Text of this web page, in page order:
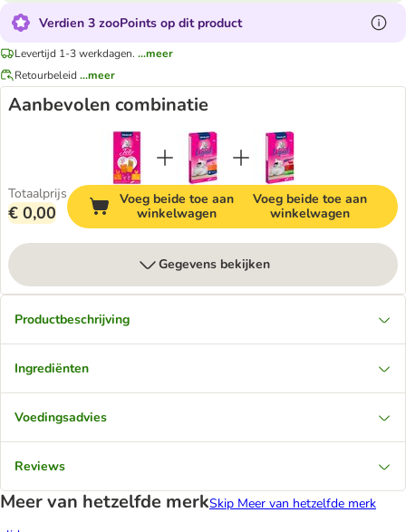
Verdien 3 zooPoints op dit product
Levertijd 1-3 werkdagen. ...meer
Retourbeleid ...meer
Aanbevolen combinatie
Totaalprijs
€ 0,00
Voeg beide toe aan
winkelwagen
Voeg beide toe aan
winkelwagen
Gegevens bekijken
Productbeschrijving
Ingrediënten
Voedingsadvies
Reviews
Meer van hetzelfde merkSkip Meer van hetzelfde merk